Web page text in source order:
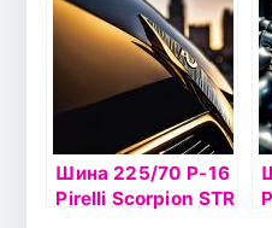
Шина 225/70 Р-16
Pirelli Scorpion STR